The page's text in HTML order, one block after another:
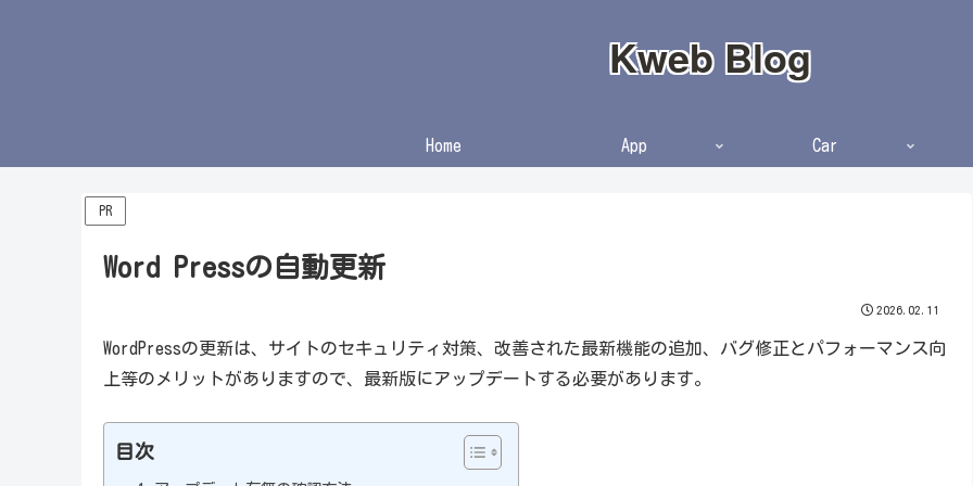
Kweb Blog
Home App Car
PR
Word Pressの自動更新
2026.02.11
WordPressの更新は、サイトのセキュリティ対策、改善された最新機能の追加、バグ修正とパフォーマンス向
上等のメリットがありますので、最新版にアップデートする必要があります。
目次